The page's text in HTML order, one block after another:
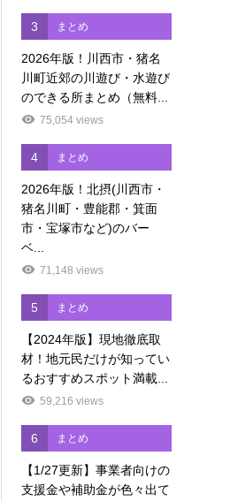
3 まとめ
2026年版！川西市・猪名
川町近郊の川遊び・水遊び
のできる所まとめ（無料...
75,054 views
4 まとめ
2026年版！北摂(川西市・
猪名川町・豊能郡・箕面
市・宝塚市など)のバー
ベ...
71,148 views
5 まとめ
【2024年版】現地徹底取
材！地元民だけが知ってい
るおすすめスポット満載...
59,216 views
6 まとめ
【1/27更新】事業者向けの
支援金や補助金が色々出て